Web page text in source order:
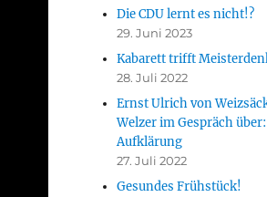
Die CDU lernt es nicht!?
29. Juni 2023
Kabarett trifft
28. Juli 2022
Ernst Ulrich von
Welzer im Gespräch
Aufklärung
27. Juli 2022
Gesundes Frühstück!